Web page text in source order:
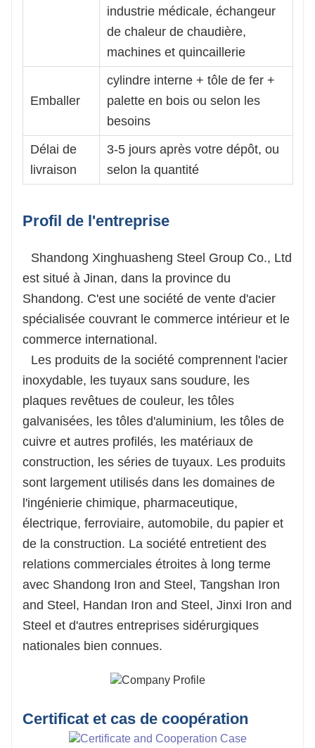
industrie médicale, échangeur
de chaleur de chaudière,
machines et quincaillerie
Emballer
cylindre interne + tôle de fer +
palette en bois ou selon les
besoins
Délai de
livraison
3-5 jours après votre dépôt, ou
selon la quantité
Profil de l'entreprise
Shandong Xinghuasheng Steel Group Co., Ltd
est situé à Jinan, dans la province du
Shandong. C'est une société de vente d'acier
spécialisée couvrant le commerce intérieur et le
commerce international.
Les produits de la société comprennent l'acier
inoxydable, les tuyaux sans soudure, les
plaques revêtues de couleur, les tôles
galvanisées, les tôles d'aluminium, les tôles de
cuivre et autres profilés, les matériaux de
construction, les séries de tuyaux. Les produits
sont largement utilisés dans les domaines de
l'ingénierie chimique, pharmaceutique,
électrique, ferroviaire, automobile, du papier et
de la construction. La société entretient des
relations commerciales étroites à long terme
avec Shandong Iron and Steel, Tangshan Iron
and Steel, Handan Iron and Steel, Jinxi Iron and
Steel et d'autres entreprises sidérurgiques
nationales bien connues.
Certificat et cas de coopération